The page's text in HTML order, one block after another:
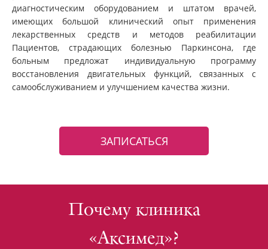
диагностическим оборудованием и штатом врачей,
имеющих большой клинический опыт применения
лекарственных средств и методов реабилитации
Пациентов, страдающих болезнью Паркинсона, где
больным предложат индивидуальную программу
восстановления двигательных функций, связанных с
самообслуживанием и улучшением качества жизни.
ЗАПИСАТЬСЯ
Почему клиника
«Аксимед»?